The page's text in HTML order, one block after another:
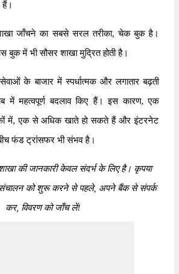
हैं।
जाँचने का सबसे सरल तरीका, चेक बुक है।
बुक में भी सौसर शाखा मुद्रित होती है।
के बाजार में स्पर्धात्मक और लगातार बढ़ती
में महत्वपूर्ण बदलाव किए हैं। इस कारण, एक
में, एक से अधिक खाते हो सकते हैं और इंटरनेट
बीच फंड ट्रांसफर भी संभव है।
की जानकारी केवल संदर्भ के लिए है। कृपया
संचालन को शुरू करने से पहले, अपने बैंक से संपर्क
कर, विवरण को जाँच लें!